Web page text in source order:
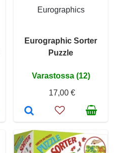
Eurographics
Eurographic Sorter
Puzzle
Varastossa (12)
17,00 €